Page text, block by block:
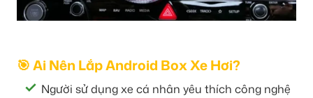
🎯 Ai Nên Lắp Android Box Xe Hơi?
Người sử dụng xe cá nhân yêu thích công nghệ